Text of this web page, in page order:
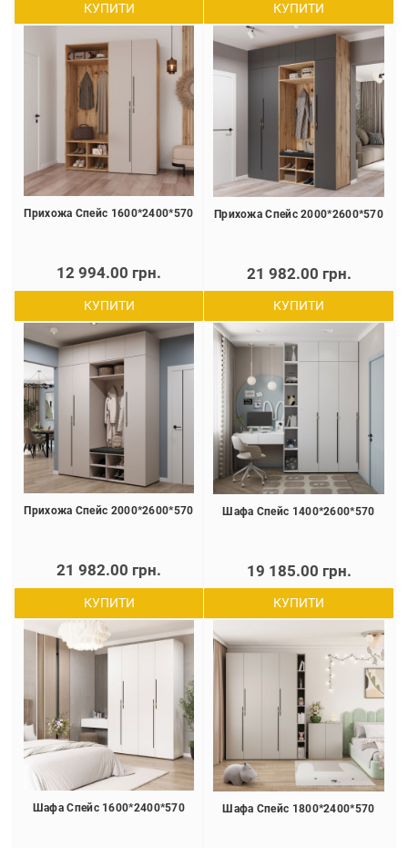
КУПИТИ КУПИТИ
Прихожа Спейс 1600*2400*570
12 994.00 грн.
КУПИТИ
Прихожа Спейс 2000*2600*570
21 982.00 грн.
КУПИТИ
Прихожа Спейс 2000*2600*570
21 982.00 грн.
КУПИТИ
Шафа Спейс 1400*2600*570
19 185.00 грн.
КУПИТИ
Шафа Спейс 1600*2400*570 Шафа Спейс 1800*2400*570